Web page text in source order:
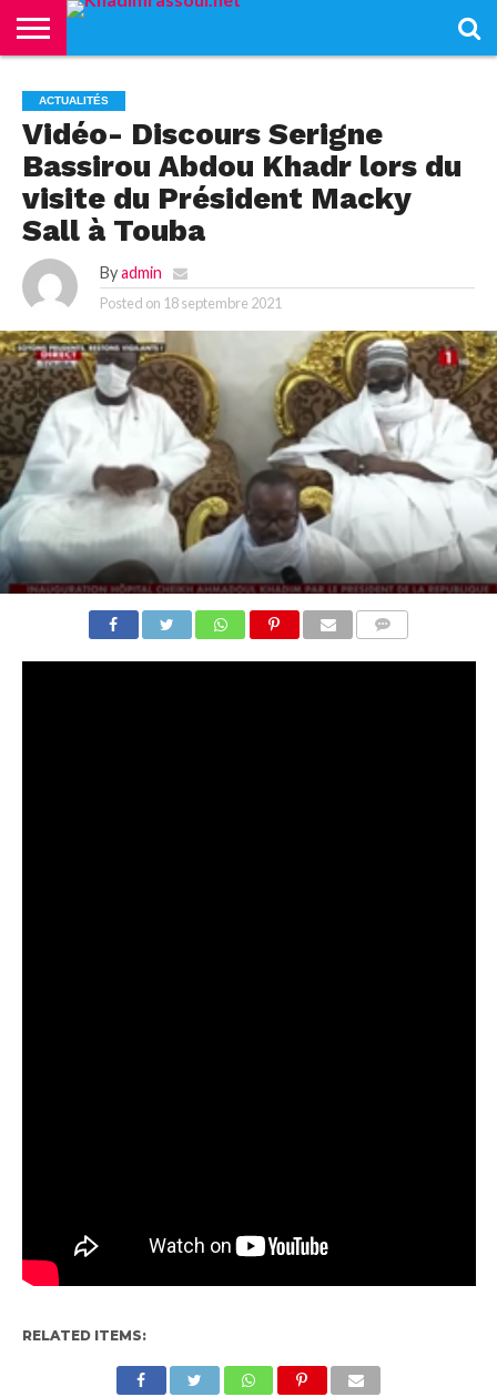
KHADIMRASSOUL
LE
MOURIDISME
ACTUALITÉS
CONTRIBUTIONS
PASS
–
PASS
NETALI
BOROM
NDAME
L’ISLAM
VIDÉOS
ACTUALITÉS
Vidéo- Discours Serigne
Bassirou Abdou Khadr lors du
visite du Président Macky
Sall à Touba
By admin
Posted on 18 septembre 2021
RELATED ITEMS: